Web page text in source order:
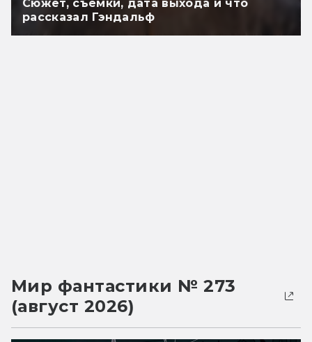
Сюжет, съёмки, дата выхода и что
рассказал Гэндальф
Мир фантастики № 273
(август 2026)